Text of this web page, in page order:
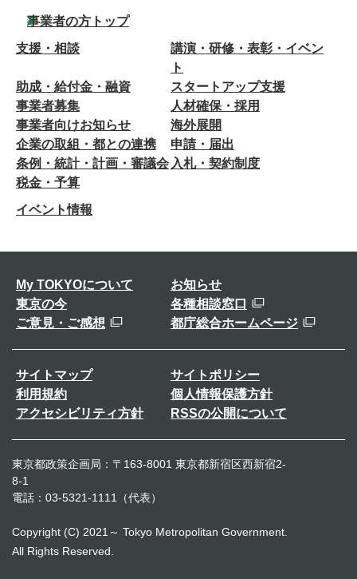
事業者の方トップ
支援・相談
講演・研修・表彰・イベン
ト
助成・給付金・融資
スタートアップ支援
事業者募集
人材確保・採用
事業者向けお知らせ
海外展開
企業の取組・都との連携
申請・届出
条例・統計・計画・審議会 入札・契約制度
税金・予算
イベント情報
My TOKYOについて
お知らせ
東京の今
各種相談窓口
ご意見・ご感想
都庁総合ホームページ
サイトマップ
サイトポリシー
利用規約
個人情報保護方針
アクセシビリティ方針
RSSの公開について
東京都政策企画局：〒163-8001 東京都新宿区西新宿2-
8-1
電話：03-5321-1111（代表）
Copyright (C) 2021～ Tokyo Metropolitan Government.
All Rights Reserved.